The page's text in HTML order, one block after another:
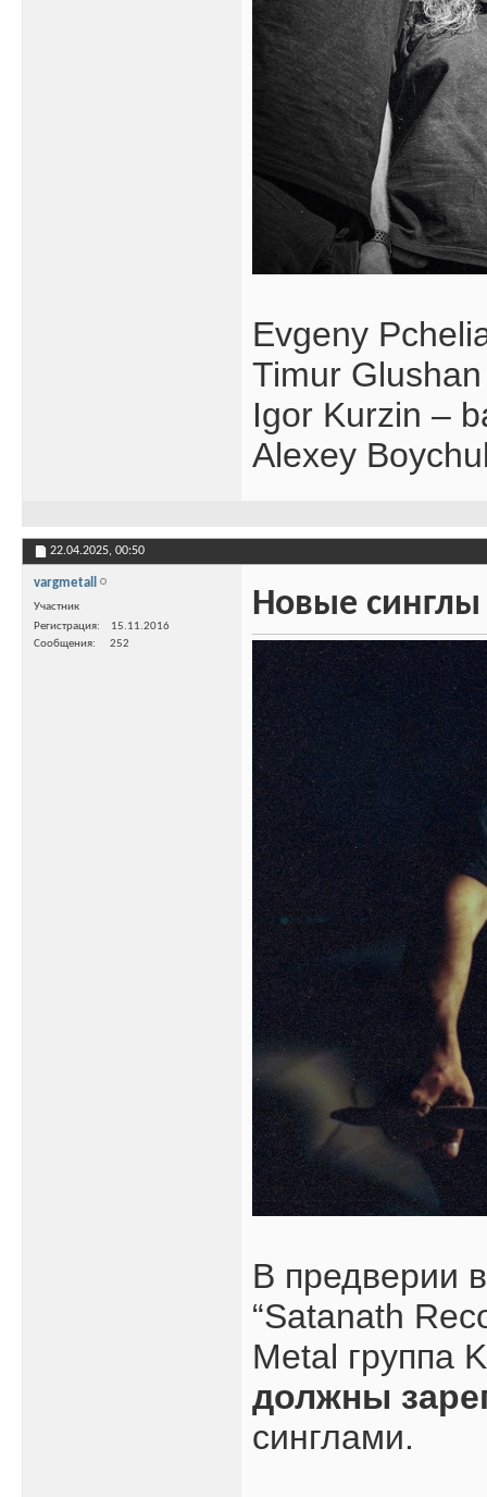
Evgeny
Timur
Igor Kurzin –
Alexey
22.04.2025, 00:50
vargmetall
Участник
Регистрация
15.11.2016
Сообщения
252
Новые синглы
В предверии
“Satanath
Metal группа
должны
синглами.